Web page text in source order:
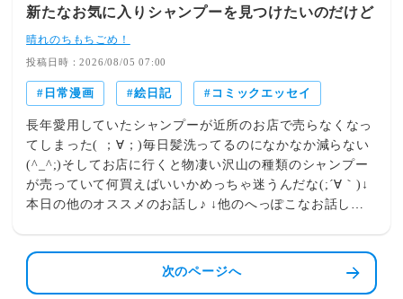
新たなお気に入りシャンプーを見つけたいのだけど
晴れのちもちごめ！
投稿日時：2026/08/05 07:00
日常漫画 絵日記 コミックエッセイ
長年愛用していたシャンプーが近所のお店で売らなくなっ
てしまった( ；∀；)毎日髪洗ってるのになかなか減らない
(^_^;)そしてお店に行くと物凄い沢山の種類のシャンプー
が売っていて何買えばいいかめっちゃ迷うんだな(;´∀｀)↓
本日の他のオススメのお話し♪ ↓他のへっぽこなお話しは
漫画賞を受賞、掲載されました！ 是非ご覧ください
(*^▽^*） ↓LINEスタンプ販売中♪↑この画像をクリックす
次のページへ